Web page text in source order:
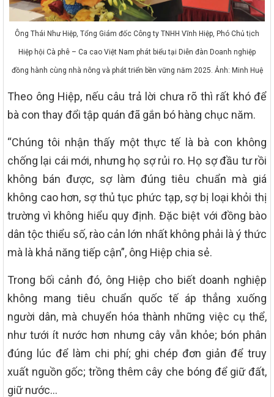
Ông Thái Như Hiệp, Tổng Giám đốc Công ty TNHH Vĩnh Hiệp, Phó Chủ tịch
Hiệp hội Cà phê – Ca cao Việt Nam phát biểu tại Diễn đàn Doanh nghiệp
đồng hành cùng nhà nông và phát triển bền vững năm 2025. Ảnh: Minh Huệ
Theo ông Hiệp, nếu câu trả lời chưa rõ thì rất khó để
bà con thay đổi tập quán đã gắn bó hàng chục năm.
“Chúng tôi nhận thấy một thực tế là bà con không
chống lại cái mới, nhưng họ sợ rủi ro. Họ sợ đầu tư rồi
không bán được, sợ làm đúng tiêu chuẩn mà giá
không cao hơn, sợ thủ tục phức tạp, sợ bị loại khỏi thị
trường vì không hiểu quy định. Đặc biệt với đồng bào
dân tộc thiểu số, rào cản lớn nhất không phải là ý thức
mà là khả năng tiếp cận”, ông Hiệp chia sẻ.
Trong bối cảnh đó, ông Hiệp cho biết doanh nghiệp
không mang tiêu chuẩn quốc tế áp thẳng xuống
người dân, mà chuyển hóa thành những việc cụ thể,
như tưới ít nước hơn nhưng cây vẫn khỏe; bón phân
đúng lúc để làm chi phí; ghi chép đơn giản để truy
xuất nguồn gốc; trồng thêm cây che bóng để giữ đất,
giữ nước…